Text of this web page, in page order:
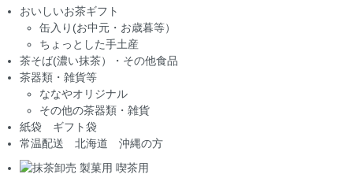
おいしいお茶ギフト
缶入り(お中元・お歳暮等）
ちょっとした手土産
茶そば(濃い抹茶）・その他食品
茶器類・雑貨等
ななやオリジナル
その他の茶器類・雑貨
紙袋 ギフト袋
常温配送 北海道 沖縄の方